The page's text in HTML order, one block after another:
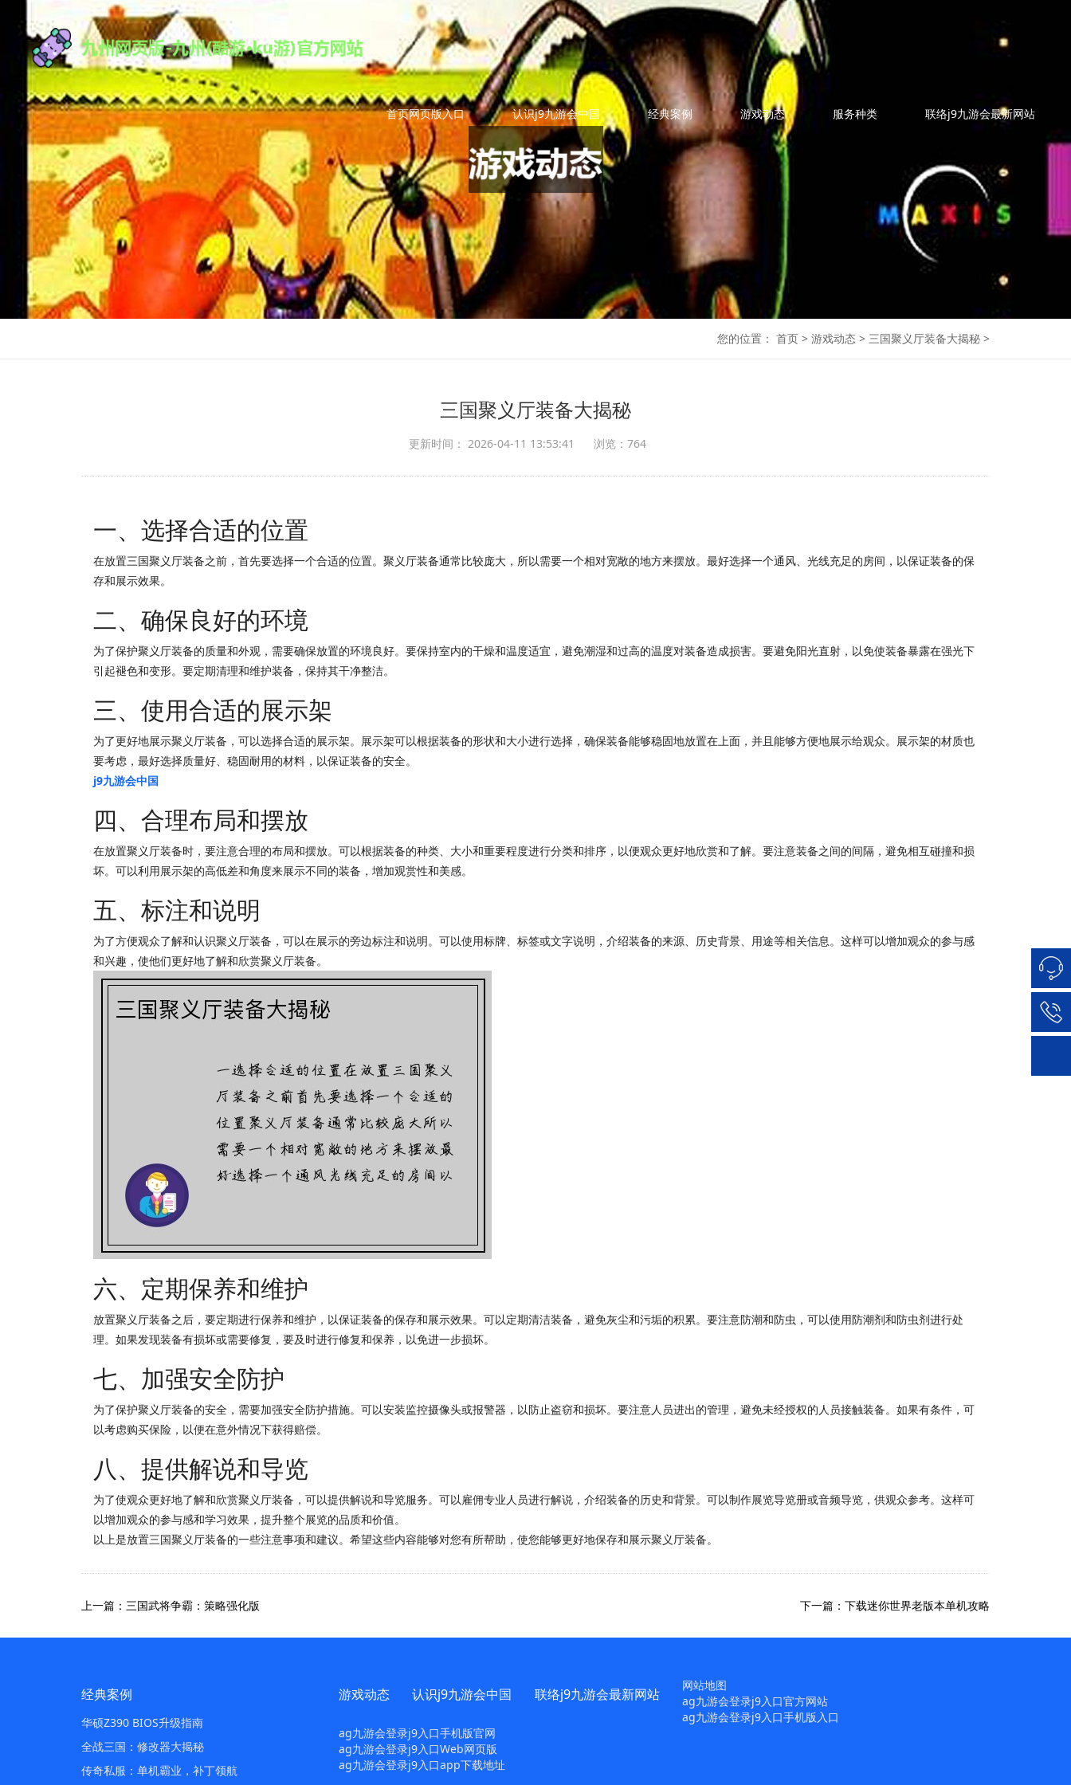
首页网页版入口 认识j9九游会中国 经典案例 游戏动态 服务种类 联络j9九游会最新网站
您的位置： 首页 > 游戏动态 > 三国聚义厅装备大揭秘 >
三国聚义厅装备大揭秘
更新时间： 2026-04-11 13:53:41 浏览：764
一、选择合适的位置
在放置三国聚义厅装备之前，首先要选择一个合适的位置。聚义厅装备通常比较庞大，所以需要一个相对宽敞的地方来摆放。最好选择一个通风、光线充足的房间，以保证装备的保
存和展示效果。
二、确保良好的环境
为了保护聚义厅装备的质量和外观，需要确保放置的环境良好。要保持室内的干燥和温度适宜，避免潮湿和过高的温度对装备造成损害。要避免阳光直射，以免使装备暴露在强光下
引起褪色和变形。要定期清理和维护装备，保持其干净整洁。
三、使用合适的展示架
为了更好地展示聚义厅装备，可以选择合适的展示架。展示架可以根据装备的形状和大小进行选择，确保装备能够稳固地放置在上面，并且能够方便地展示给观众。展示架的材质也
要考虑，最好选择质量好、稳固耐用的材料，以保证装备的安全。
j9九游会中国
四、合理布局和摆放
在放置聚义厅装备时，要注意合理的布局和摆放。可以根据装备的种类、大小和重要程度进行分类和排序，以便观众更好地欣赏和了解。要注意装备之间的间隔，避免相互碰撞和损
坏。可以利用展示架的高低差和角度来展示不同的装备，增加观赏性和美感。
五、标注和说明
为了方便观众了解和认识聚义厅装备，可以在展示的旁边标注和说明。可以使用标牌、标签或文字说明，介绍装备的来源、历史背景、用途等相关信息。这样可以增加观众的参与感
和兴趣，使他们更好地了解和欣赏聚义厅装备。
六、定期保养和维护
放置聚义厅装备之后，要定期进行保养和维护，以保证装备的保存和展示效果。可以定期清洁装备，避免灰尘和污垢的积累。要注意防潮和防虫，可以使用防潮剂和防虫剂进行处
理。如果发现装备有损坏或需要修复，要及时进行修复和保养，以免进一步损坏。
七、加强安全防护
为了保护聚义厅装备的安全，需要加强安全防护措施。可以安装监控摄像头或报警器，以防止盗窃和损坏。要注意人员进出的管理，避免未经授权的人员接触装备。如果有条件，可
以考虑购买保险，以便在意外情况下获得赔偿。
八、提供解说和导览
为了使观众更好地了解和欣赏聚义厅装备，可以提供解说和导览服务。可以雇佣专业人员进行解说，介绍装备的历史和背景。可以制作展览导览册或音频导览，供观众参考。这样可
以增加观众的参与感和学习效果，提升整个展览的品质和价值。
以上是放置三国聚义厅装备的一些注意事项和建议。希望这些内容能够对您有所帮助，使您能够更好地保存和展示聚义厅装备。
上一篇：三国武将争霸：策略强化版 下一篇：下载迷你世界老版本单机攻略
经典案例
华硕Z390 BIOS升级指南
全战三国：修改器大揭秘
传奇私服：单机霸业，补丁领航
游戏动态 认识j9九游会中国 联络j9九游会最新网站
网站地图
ag九游会登录j9入口官方网站
ag九游会登录j9入口手机版入口
ag九游会登录j9入口手机版官网
ag九游会登录j9入口Web网页版
ag九游会登录j9入口app下载地址